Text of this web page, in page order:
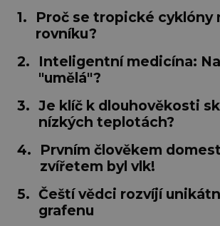
1.
Proč se tropické cyklóny
rovníku?
2.
Inteligentní medicína:
"umělá"?
3. Je klíč k dlouhověkosti
nízkých teplotách?
4.
Prvním člověkem
zvířetem byl vlk!
5. Čeští vědci rozvíjí
grafenu